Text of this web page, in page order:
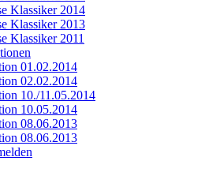
Klassiker 2014
Klassiker 2013
Klassiker 2011
01.02.2014
02.02.2014
10./11.05.2014
10.05.2014
08.06.2013
08.06.2013